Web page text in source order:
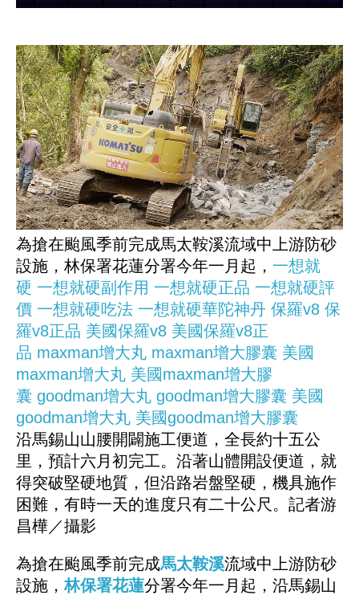
為搶在颱風季前完成馬太鞍溪流域中上游防砂
設施，林保署花蓮分署今年一月起， 一想就
硬 一想就硬副作用 一想就硬正品 一想就硬評
價 一想就硬吃法 一想就硬華陀神丹 保羅v8 保
羅v8正品 美國保羅v8 美國保羅v8正
品 maxman增大丸 maxman增大膠囊 美國
maxman增大丸 美國maxman增大膠
囊 goodman增大丸 goodman增大膠囊 美國
goodman增大丸 美國goodman增大膠囊
沿馬錫山山腰開闢施工便道，全長約十五公
里，預計六月初完工。沿著山體開設便道，就
得突破堅硬地質，但沿路岩盤堅硬，機具施作
困難，有時一天的進度只有二十公尺。記者游
昌樺／攝影
為搶在颱風季前完成馬太鞍溪流域中上游防砂
設施，林保署花蓮分署今年一月起，沿馬錫山